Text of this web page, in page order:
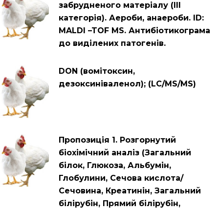
забрудненого матеріалу (ІІІ
категорія). Аероби, анаероби. ID:
MALDI –TOF MS. Антибіотикограма
до виділених патогенів.
DON (вомітоксин,
дезоксиніваленол); (LC/MS/MS)
Пропозиція 1. Розгорнутий
біохімічний аналіз (Загальний
білок, Глюкоза, Альбумін,
Глобулини, Сечова кислота/
Сечовина, Креатинін, Загальний
білірубін, Прямий білірубін,